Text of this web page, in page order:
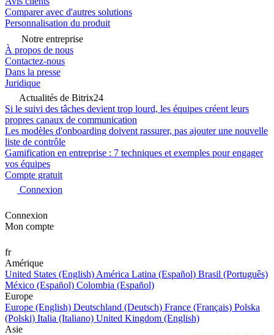
Comparer avec d'autres solutions
Personnalisation du produit
Notre entreprise
À propos de nous
Contactez-nous
Dans la presse
Juridique
Actualités de Bitrix24
Si le suivi des tâches devient trop lourd, les équipes créent leurs
propres canaux de communication
Les modèles d'onboarding doivent rassurer, pas ajouter une nouvelle
liste de contrôle
Gamification en entreprise : 7 techniques et exemples pour engager
vos équipes
Compte gratuit
Connexion
Connexion
Mon compte
fr
Amérique
United States (English) América Latina (Español) Brasil (Português)
México (Español) Colombia (Español)
Europe
Europe (English) Deutschland (Deutsch) France (Français) Polska
(Polski) Italia (Italiano) United Kingdom (English)
Asie